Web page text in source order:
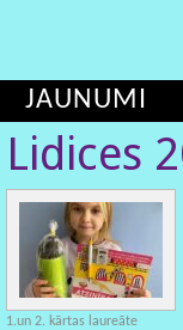
JAUNUMI
Lidices
1.un 2. kārtas laureāte